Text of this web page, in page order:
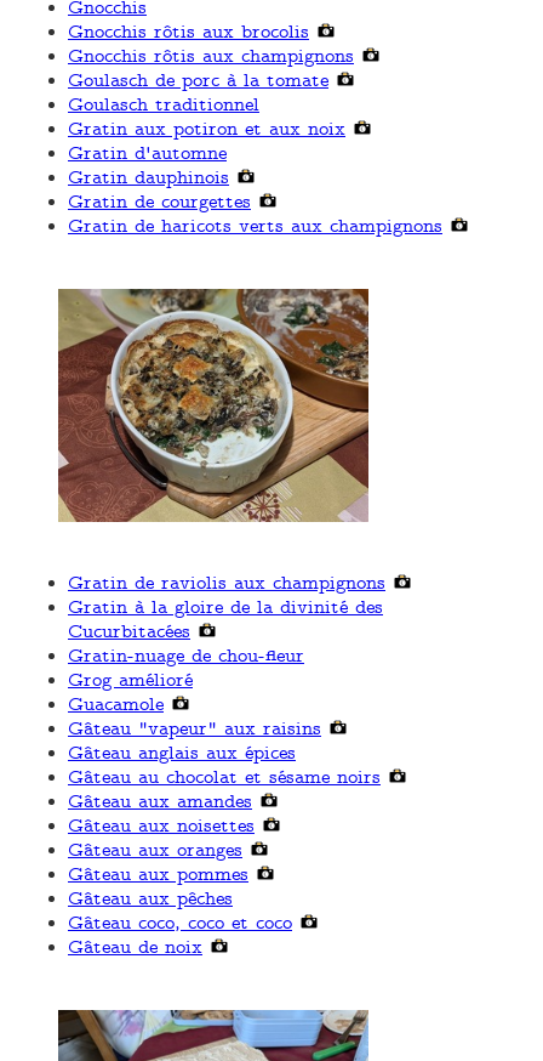
Gnocchis
Gnocchis rôtis aux brocolis
Gnocchis rôtis aux champignons
Goulasch de porc à la tomate
Goulasch traditionnel
Gratin aux potiron et aux noix
Gratin d'automne
Gratin dauphinois
Gratin de courgettes
Gratin de haricots verts aux champignons
Gratin de raviolis aux champignons
Gratin à la gloire de la divinité des
Cucurbitacées
Gratin-nuage de chou-fleur
Grog amélioré
Guacamole
Gâteau "vapeur" aux raisins
Gâteau anglais aux épices
Gâteau au chocolat et sésame noirs
Gâteau aux amandes
Gâteau aux noisettes
Gâteau aux oranges
Gâteau aux pommes
Gâteau aux pêches
Gâteau coco, coco et coco
Gâteau de noix